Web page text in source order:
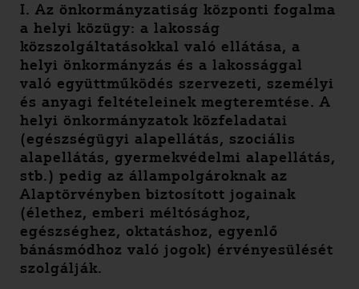
I. Az önkormányzatiság központi fogalma
a helyi közügy: a lakosság
közszolgáltatásokkal való ellátása, a
helyi önkormányzás és a lakossággal
való együttműködés szervezeti, személyi
és anyagi feltételeinek megteremtése. A
helyi önkormányzatok közfeladatai
(egészségügyi alapellátás, szociális
alapellátás, gyermekvédelmi alapellátás,
stb.) pedig az állampolgároknak az
Alaptörvényben biztosított jogainak
(élethez, emberi méltósághoz,
egészséghez, oktatáshoz, egyenlő
bánásmódhoz való jogok) érvényesülését
szolgálják.